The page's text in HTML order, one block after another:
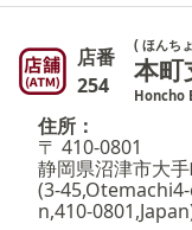
店番
254
( ほんち
本町
Honcho
住所：
〒 410-0801
静岡県沼津市大
(3-
n,410-